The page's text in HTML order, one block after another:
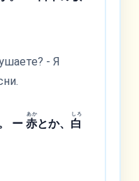
- Я
ー赤
あか
とか、 白
しろ